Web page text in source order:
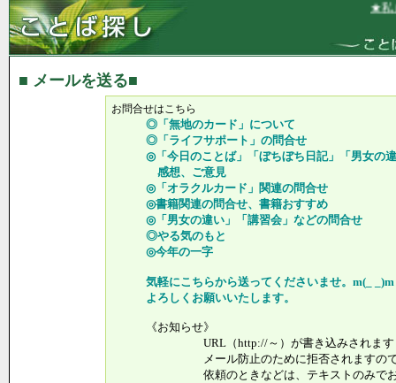
★私は
■ メールを送る■
お問合せはこちら
◎「無地のカード」について
◎「ライフサポート」の問合せ
◎「今日のことば」「ぼちぼち日記」「男女の違
感想、ご意見
◎「オラクルカード」関連の問合せ
◎書籍関連の問合せ、書籍おすすめ
◎「男女の違い」「講習会」などの問合せ
◎やる気のもと
◎今年の一字
気軽にこちらから送ってくださいませ。m(_ _)m
よろしくお願いいたします。
《お知らせ》
URL（http://～）が書き込みされますと
メール防止のために拒否されますので、
依頼のときなどは、テキストのみでお送